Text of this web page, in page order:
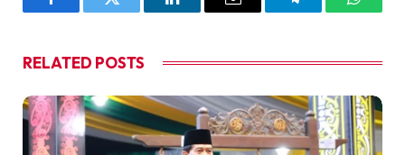
FacebookTwitter LinkedInEmail Telegram
RELATED POSTS